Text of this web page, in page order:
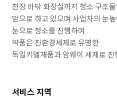
천장 바닦 화장실까지 청소 구조
맘으로 하고 있으며 사업자의 눈
눈으로 청소를 진행하며
약품은 친환경세제로 유명한
독일키엘재품과 암웨이 세제로
서비스 지역